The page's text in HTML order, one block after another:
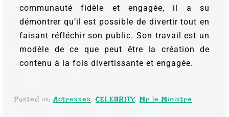
communauté fidèle et engagée, il a su
démontrer qu’il est possible de divertir tout en
faisant réfléchir son public. Son travail est un
modèle de ce que peut être la création de
contenu à la fois divertissante et engagée.
Posted in: Actresses,CELEBRITY, Mr le Ministre